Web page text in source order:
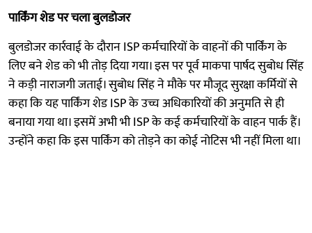
पार्किंग शेड पर चला बुलडोजर
बुलडोजर कार्रवाई के दौरान ISP कर्मचारियों के वाहनों की पार्किंग के
लिए बने शेड को भी तोड़ दिया गया। इस पर पूर्व माकपा पार्षद सुबोध सिंह
ने कड़ी नाराजगी जताई। सुबोध सिंह ने मौके पर मौजूद सुरक्षा कर्मियों से
कहा कि यह पार्किंग शेड ISP के उच्च अधिकारियों की अनुमति से ही
बनाया गया था। इसमें अभी भी ISP के कई कर्मचारियों के वाहन पार्क हैं।
उन्होंने कहा कि इस पार्किंग को तोड़ने का कोई नोटिस भी नहीं मिला था।